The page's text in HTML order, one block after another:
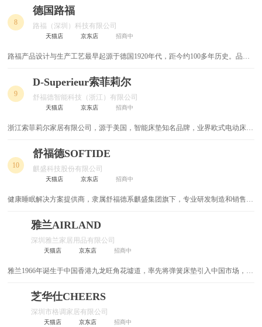
双人床
玄关鞋柜
玄关柜 储物柜
整体橱柜
鞋架
穿衣镜
实木衣柜
沙发垫 展示柜
吊椅
整体家居
8
德国路福
路福（深圳）科技有限公司
天猫店 京东店 招商中
路福产品设计与生产工艺最早起源于德国1920年代，距今约100多年历史。品牌
电机等核心配件，具备多角度调节、睡眠监测、智能互联等功能，同时坚持欧盟
严苛生产标准，选用优质乳胶、加强型弹簧等材质，兼顾设计感、实用性与耐用
性，旗下拥有若索、芬妮、奔驰、卡萨等多个定位不同的高端产品系列。
9
D-Superieur索菲莉尔
舒福德智能科技（浙江）有限公司
天猫店 京东店 招商中
浙江索菲莉尔家居有限公司，源于美国，智能床垫知名品牌，业界欧式电动床和
10
舒福德SOFTIDE
麒盛科技股份有限公司
天猫店 京东店 招商中
健康睡眠解决方案提供商，隶属舒福德系麒盛集团旗下，专业研发制造和销售智
司（原名嘉兴市舒福德电动床有限公司）是健康睡眠解决方案提供商。公司为全
雅兰AIRLAND
深圳雅兰家居用品有限公司
天猫店 京东店 招商中
雅兰1966年诞生于中国香港九龙旺角花墟道，率先将弹簧床垫引入中国市场，启
十载深耕睡眠领域，现已发展为涵盖家居、地产、酒店的集团公司，旗下拥有床
芝华仕CHEERS
深圳市格调家居有限公司
天猫店 京东店 招商中